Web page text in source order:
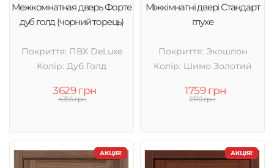
Межкомнатная дверь Форте
дуб голд (чорний торець)
Покриття: ПВХ DeLuxe
Колір: Дуб Голд
3629 грн
4356 грн
Міжкімнатні двері Стандарт
глухе
Покриття: Экошпон
Колір: Шимо Золотий
1759 грн
2170 грн
АКЦІЯ! АКЦІЯ!